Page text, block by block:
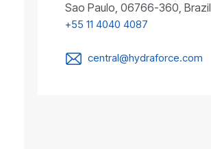
Sao Paulo, 06766-360, Brazil
+55 11 4040 4087
central@hydraforce.com